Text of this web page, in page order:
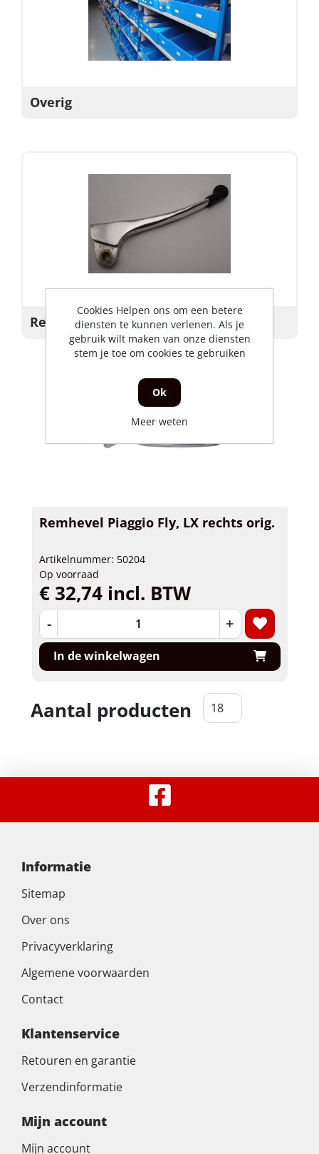
Overig
Remhevel Rechts
Remhevel Piaggio Fly, LX rechts orig.
Artikelnummer: 50204
Op voorraad
€ 32,74 incl. BTW
- +
In de winkelwagen
Aantal producten
Informatie
Sitemap
Over ons
Privacyverklaring
Algemene voorwaarden
Contact
Klantenservice
Retouren en garantie
Verzendinformatie
Mijn account
Mijn account
Cookies Helpen ons om een betere
diensten te kunnen verlenen. Als je
gebruik wilt maken van onze diensten
stem je toe om cookies te gebruiken
Ok
Meer weten